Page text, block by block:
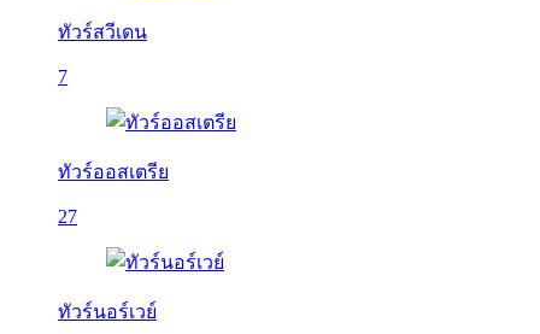
ทัวร์สวีเดน
7
ทัวร์ออสเตรีย
27
ทัวร์นอร์เวย์